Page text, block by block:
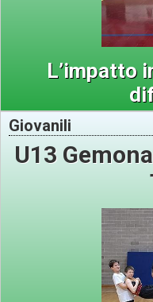
L’impatto
Giovanili
U13